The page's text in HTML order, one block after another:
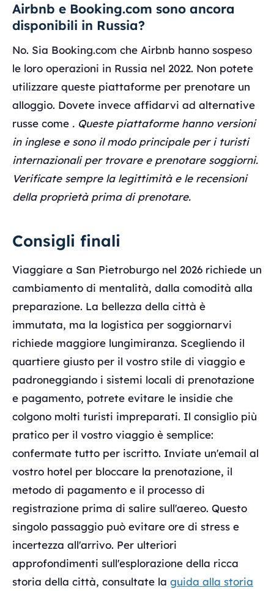
Airbnb e Booking.com sono ancora
disponibili in Russia?
No. Sia Booking.com che Airbnb hanno sospeso
le loro operazioni in Russia nel 2022. Non potete
utilizzare queste piattaforme per prenotare un
alloggio. Dovete invece affidarvi ad alternative
russe come . Queste piattaforme hanno versioni
in inglese e sono il modo principale per i turisti
internazionali per trovare e prenotare soggiorni.
Verificate sempre la legittimità e le recensioni
della proprietà prima di prenotare.
Consigli finali
Viaggiare a San Pietroburgo nel 2026 richiede un
cambiamento di mentalità, dalla comodità alla
preparazione. La bellezza della città è
immutata, ma la logistica per soggiornarvi
richiede maggiore lungimiranza. Scegliendo il
quartiere giusto per il vostro stile di viaggio e
padroneggiando i sistemi locali di prenotazione
e pagamento, potrete evitare le insidie che
colgono molti turisti impreparati. Il consiglio più
pratico per il vostro viaggio è semplice:
confermate tutto per iscritto. Inviate un'email al
vostro hotel per bloccare la prenotazione, il
metodo di pagamento e il processo di
registrazione prima di salire sull'aereo. Questo
singolo passaggio può evitare ore di stress e
incertezza all'arrivo. Per ulteriori
approfondimenti sull'esplorazione della ricca
storia della città, consultate la guida alla storia